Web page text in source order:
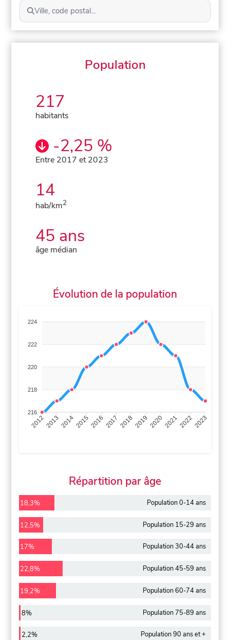
Ville, code postal...
Population
217
habitants
-2,25 %
Entre 2017 et 2023
14
hab/km2
45 ans
âge médian
Évolution de la population
224
222
220
218
216
201220132014201520162017 20182019 2020202120222023
Répartition par âge
18,3% Population 0-14 ans
12,5% Population 15-29 ans
17% Population 30-44 ans
22,8% Population 45-59 ans
19,2% Population 60-74 ans
8% Population 75-89 ans
2,2% Population 90 ans et +